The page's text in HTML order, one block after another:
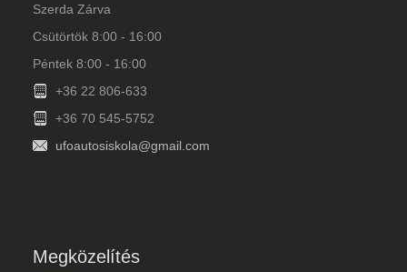
Szerda Zárva
Csütörtök 8:00 - 16:00
Péntek 8:00 - 16:00
+36 22 806-633
+36 70 545-5752
ufoautosiskola@gmail.com
Megközelítés